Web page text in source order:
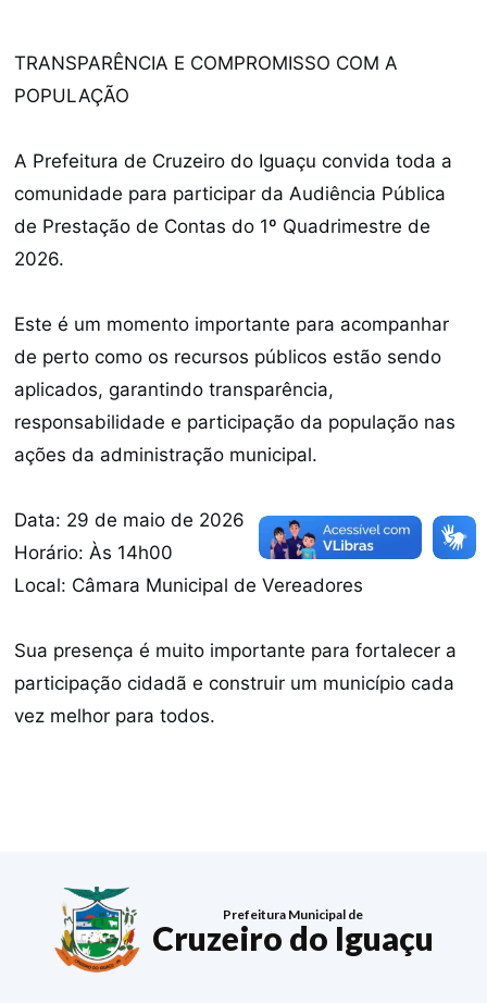
TRANSPARÊNCIA E COMPROMISSO COM A
POPULAÇÃO
A Prefeitura de Cruzeiro do Iguaçu convida toda a
comunidade para participar da Audiência Pública
de Prestação de Contas do 1º Quadrimestre de
2026.
Este é um momento importante para acompanhar
de perto como os recursos públicos estão sendo
aplicados, garantindo transparência,
responsabilidade e participação da população nas
ações da administração municipal.
Data: 29 de maio de 2026
Horário: Às 14h00
Local: Câmara Municipal de Vereadores
Sua presença é muito importante para fortalecer a
participação cidadã e construir um município cada
vez melhor para todos.
Prefeitura Municipal de
Cruzeiro do Iguaçu